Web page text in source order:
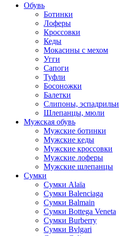
Обувь
Ботинки
Лоферы
Кроссовки
Кеды
Мокасины с мехом
Угги
Сапоги
Туфли
Босоножки
Балетки
Слипоны, эспадрильи
Шлепанцы, мюли
Мужская обувь
Мужские ботинки
Мужские кеды
Мужские кроссовки
Мужские лоферы
Мужские шлепанцы
Сумки
Cумки Alaïa
Сумки Balenciaga
Сумки Balmain
Сумки Bottega Veneta
Сумки Burberry
Сумки Bvlgari